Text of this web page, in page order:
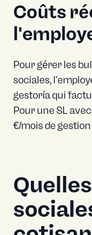
Coûts
Pour gérer les
sociales,
gestoría qui
Pour une SL
€/mois de